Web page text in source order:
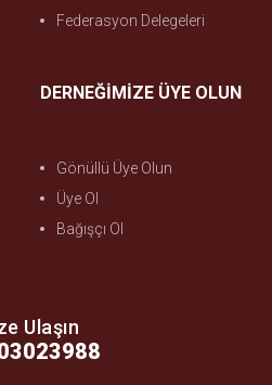
Federasyon Delegeleri
DERNEĞİMİZE ÜYE OLUN
Gönüllü Üye Olun
Üye Ol
Bağışçı Ol
Ulaşın